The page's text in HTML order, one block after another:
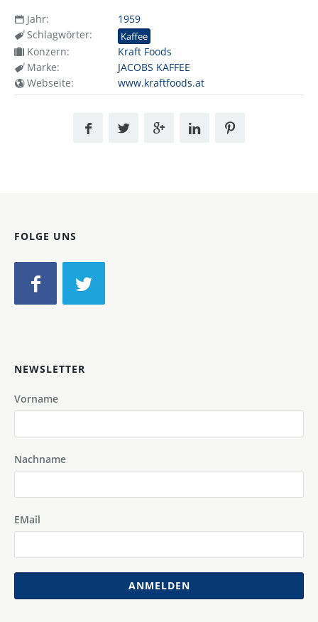
Jahr:
1959
Schlagwörter:
Kaffee
Konzern:
Kraft Foods
Marke:
JACOBS KAFFEE
Webseite:
www.kraftfoods.at
FOLGE UNS
NEWSLETTER
Vorname
Nachname
EMail
ANMELDEN